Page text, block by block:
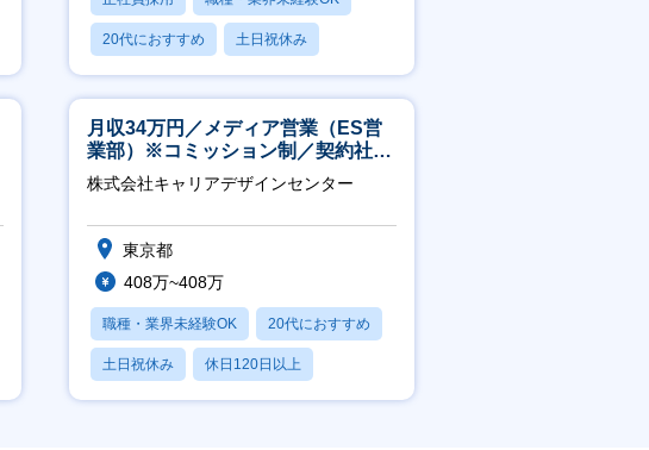
20代におすすめ 土日祝休み
休日120日以上
月収34万円／メディア営業（ES営
業部）※コミッション制／契約社員
※4年目以降無期化
株式会社キャリアデザインセンター
東京都
408万~408万
職種・業界未経験OK 20代におすすめ
土日祝休み 休日120日以上
産休・育休あり